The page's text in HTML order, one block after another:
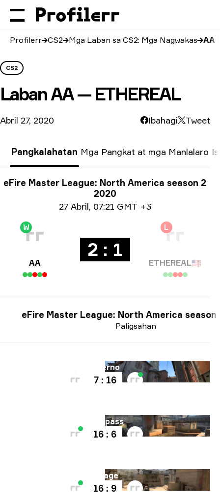
Profilerr CS2 Mga Laban sa CS2: Mga Nagwakas AA
CS2
LabanAA — ETHEREAL
Abril 27, 2020 Ibahagi Tweet
Pangkalahatan Mga Pangkat at mga Manlalaro
Impormasyon tungkol sa Paligsahan
eFire Master League: North America season 2
2020
Impormasyon sa petsa
27 Abril, 07:21 GMT +3
W
AA
2 : 1
L
ETHEREAL🇺🇸
Paligsahan
eFire Master League: North America season
Inferno
7 : 16
Overpass
16 : 6
Mirage
16 : 9